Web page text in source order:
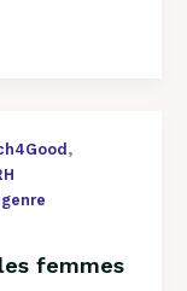
,
femmes